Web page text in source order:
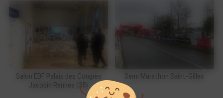
Salon EDF Palais des Congres
Jacobin Rennes (35)
Semi Marathon Saint-Gilles